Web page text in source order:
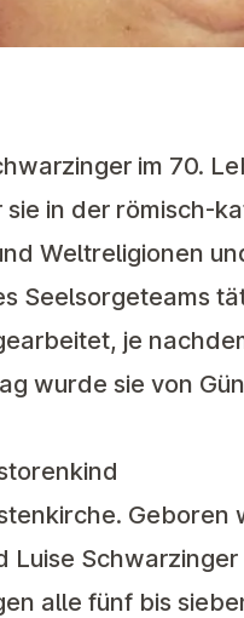
im 70.
in der römisch-
Weltreligionen
Seelsorgeteams
je
wurde sie von
Geboren
alle fünf bis